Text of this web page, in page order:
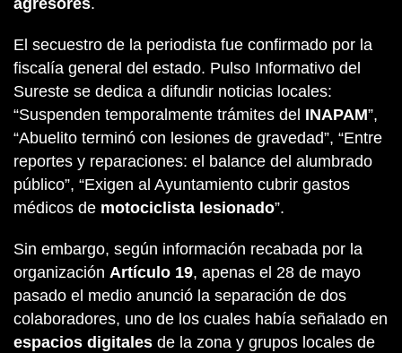
agresores.
El secuestro de la periodista fue confirmado por la
fiscalía general del estado. Pulso Informativo del
Sureste se dedica a difundir noticias locales:
“Suspenden temporalmente trámites del INAPAM”,
“Abuelito terminó con lesiones de gravedad”, “Entre
reportes y reparaciones: el balance del alumbrado
público”, “Exigen al Ayuntamiento cubrir gastos
médicos de motociclista lesionado”.
Sin embargo, según información recabada por la
organización Artículo 19, apenas el 28 de mayo
pasado el medio anunció la separación de dos
colaboradores, uno de los cuales había señalado en
espacios digitales de la zona y grupos locales de